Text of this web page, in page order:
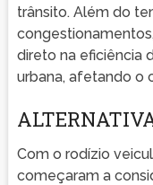
trânsito. Além do
direto na eficiência
urbana, afetando o
Com o rodízio
começaram a